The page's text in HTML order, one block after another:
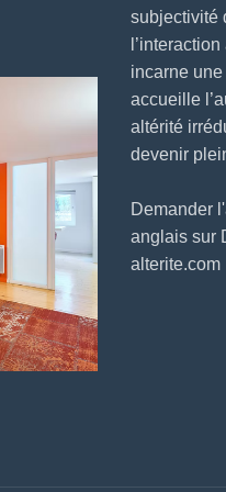
subjectivité
incarne
accueille
altérité
devenir
Demander
anglais sur
alterite.com